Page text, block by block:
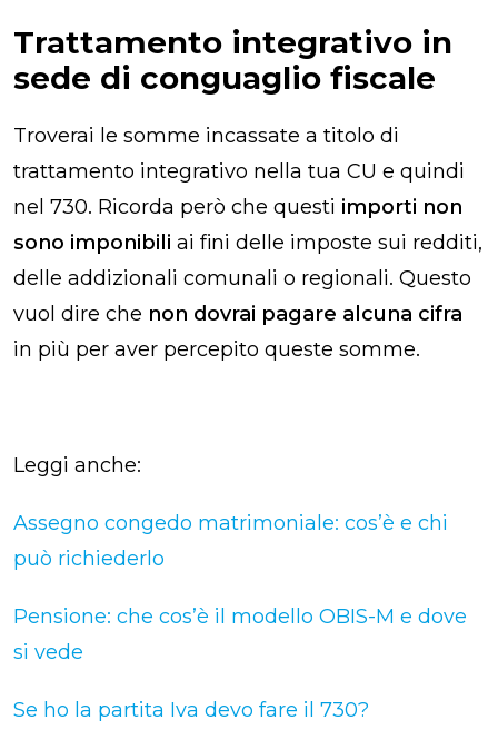
Trattamento integrativo in
sede di conguaglio fiscale
Troverai le somme incassate a titolo di
trattamento integrativo nella tua CU e quindi
nel 730. Ricorda però che questi importi non
sono imponibili ai fini delle imposte sui redditi,
delle addizionali comunali o regionali. Questo
vuol dire che non dovrai pagare alcuna cifra
in più per aver percepito queste somme.
Leggi anche:
Assegno congedo matrimoniale: cos’è e chi
può richiederlo
Pensione: che cos’è il modello OBIS-M e dove
si vede
Se ho la partita Iva devo fare il 730?